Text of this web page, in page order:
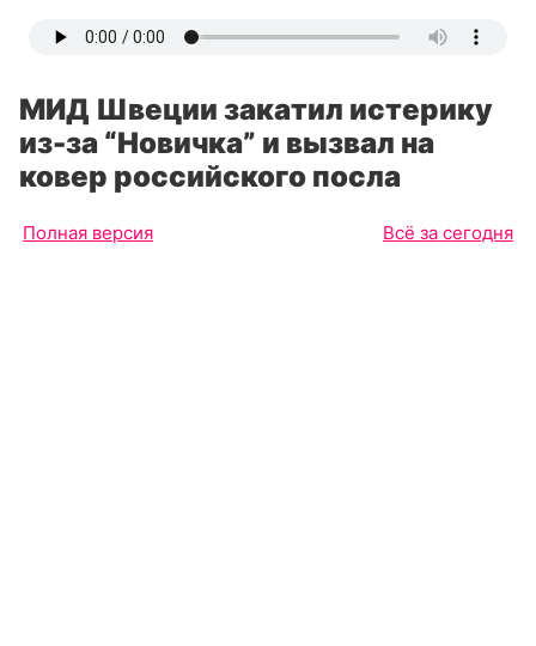
МИД Швеции закатил истерику
из-за “Новичка” и вызвал на
ковер российского посла
Полная версия Всё за сегодня